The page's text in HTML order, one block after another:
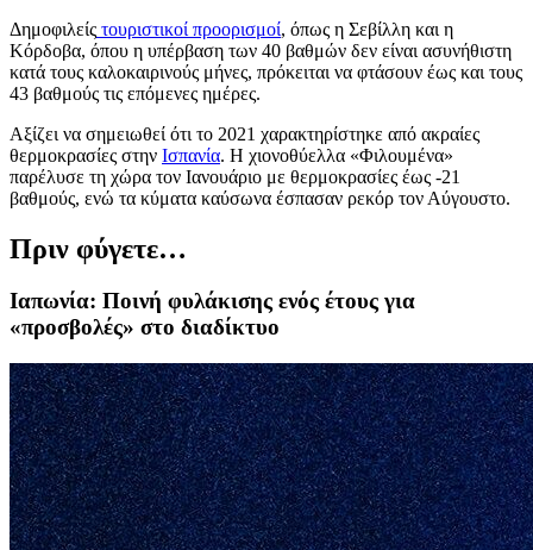
Δημοφιλείς τουριστικοί προορισμοί, όπως η Σεβίλλη και η
Κόρδοβα, όπου η υπέρβαση των 40 βαθμών δεν είναι ασυνήθιστη
κατά τους καλοκαιρινούς μήνες, πρόκειται να φτάσουν έως και τους
43 βαθμούς τις επόμενες ημέρες.
Αξίζει να σημειωθεί ότι το 2021 χαρακτηρίστηκε από ακραίες
θερμοκρασίες στην Ισπανία. Η χιονοθύελλα «Φιλουμένα»
παρέλυσε τη χώρα τον Ιανουάριο με θερμοκρασίες έως -21
βαθμούς, ενώ τα κύματα καύσωνα έσπασαν ρεκόρ τον Αύγουστο.
Πριν φύγετε…
Ιαπωνία: Ποινή φυλάκισης ενός έτους για
«προσβολές» στο διαδίκτυο